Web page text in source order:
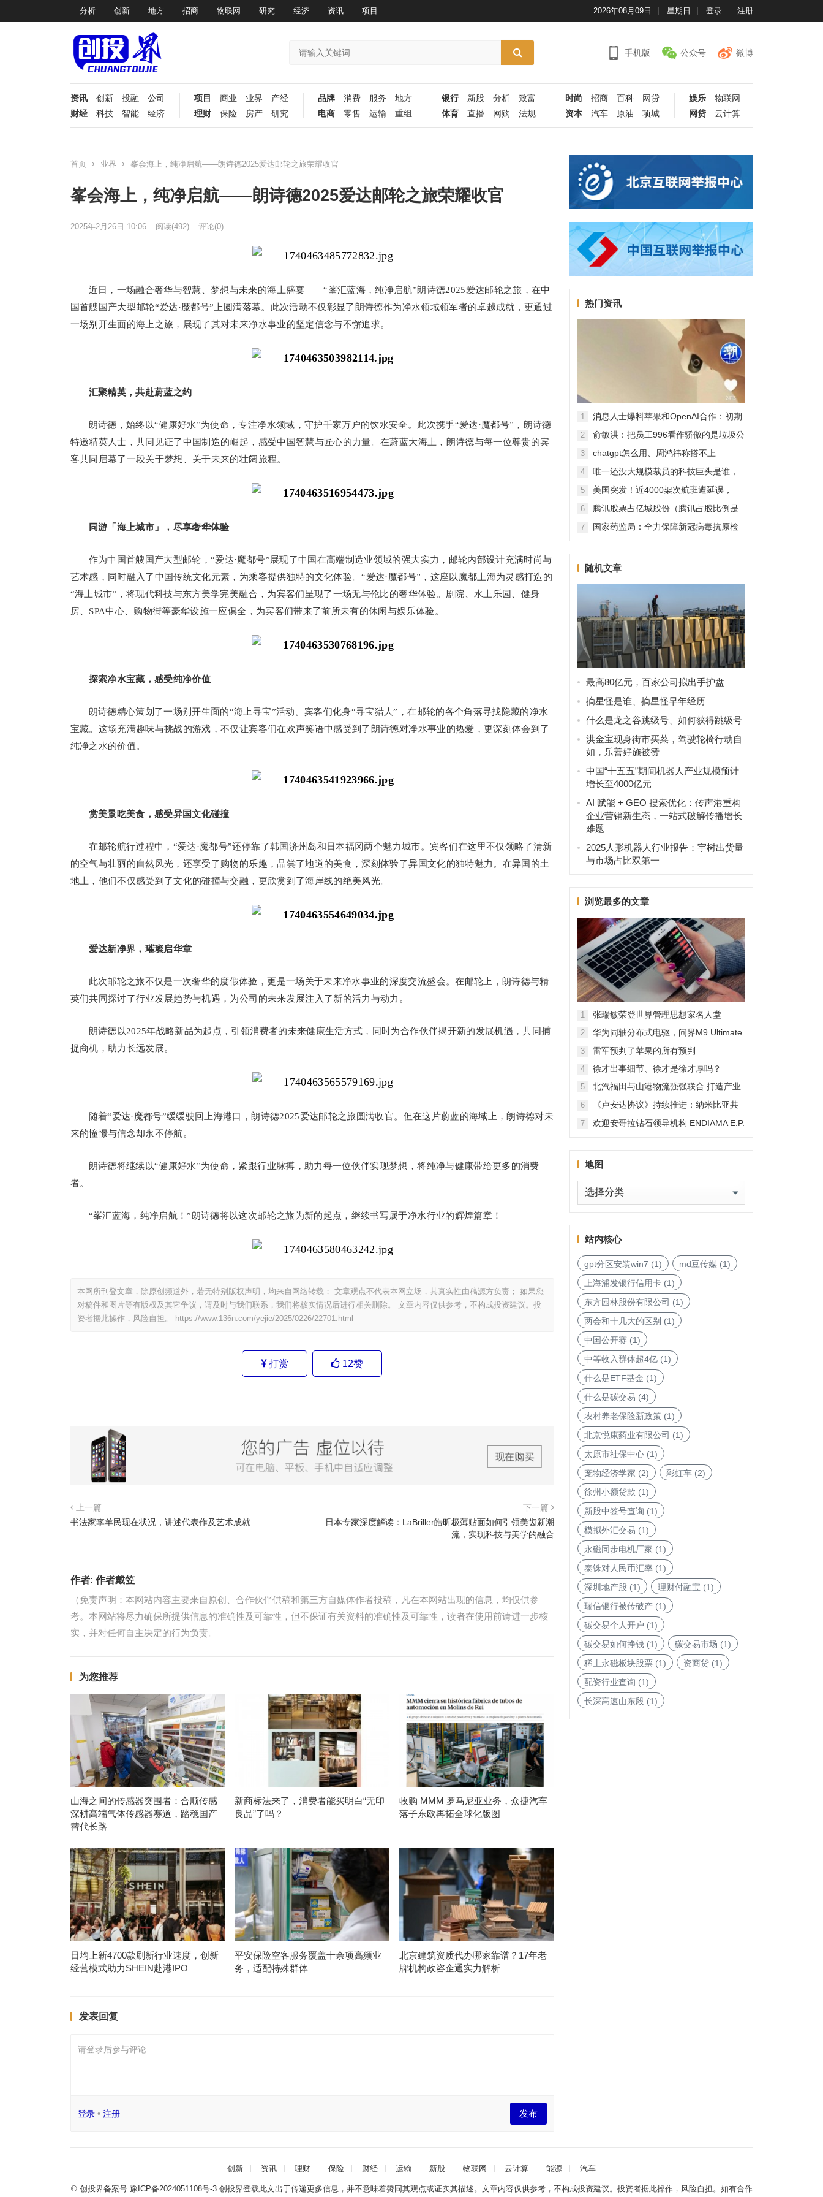
分析 创新 地方 招商 物联网 研究 经济 资讯 项目 2026年08月09日 星期日 登录 注册
手机版 公众号 微博
资讯 创新 投融
公司
财经
科技 智能 经济
项目 商业 业界
产经
理财
保险 房产 研究
品牌 消费 服务
地方
电商
零售 运输 重组
银行 新股 分析
致富
体育
直播 网购 法规
时尚 招商 百科
网贷
资本
汽车 原油 项城
娱乐
物联网
网贷
云计算
首页 业界 峯会海上，纯净启航——朗诗德2025爱达邮轮之旅荣耀收官
峯会海上，纯净启航——朗诗德2025爱达邮轮之旅荣耀收官
2025年2月26日 10:06 阅读(492) 评论(0)
近日，一场融合奢华与智慧、梦想与未来的海上盛宴——“峯汇蓝海，纯净启航”朗诗德2025爱达邮轮之旅，在中
国首艘国产大型邮轮“爱达·魔都号”上圆满落幕。此次活动不仅彰显了朗诗德作为净水领域领军者的卓越成就，更通过
一场别开生面的海上之旅，展现了其对未来净水事业的坚定信念与不懈追求。
汇聚精英，共赴蔚蓝之约
朗诗德，始终以“健康好水”为使命，专注净水领域，守护千家万户的饮水安全。此次携手“爱达·魔都号”，朗诗德
特邀精英人士，共同见证了中国制造的崛起，感受中国智慧与匠心的力量。在蔚蓝大海上，朗诗德与每一位尊贵的宾
客共同启幕了一段关于梦想、关于未来的壮阔旅程。
同游「海上城市」 ，尽享奢华体验
作为中国首艘国产大型邮轮，“爱达·魔都号”展现了中国在高端制造业领域的强大实力，邮轮内部设计充满时尚与
艺术感，同时融入了中国传统文化元素，为乘客提供独特的文化体验。“爱达·魔都号”，这座以魔都上海为灵感打造的
“海上城市”，将现代科技与东方美学完美融合，为宾客们呈现了一场无与伦比的奢华体验。剧院、水上乐园、健身
房、SPA中心、购物街等豪华设施一应俱全，为宾客们带来了前所未有的休闲与娱乐体验。
探索净水宝藏，感受纯净价值
朗诗德精心策划了一场别开生面的“海上寻宝”活动。宾客们化身“寻宝猎人”，在邮轮的各个角落寻找隐藏的净水
宝藏。这场充满趣味与挑战的游戏，不仅让宾客们在欢声笑语中感受到了朗诗德对净水事业的热爱，更深刻体会到了
纯净之水的价值。
赏美景吃美食，感受异国文化碰撞
在邮轮航行过程中，“爱达·魔都号”还停靠了韩国济州岛和日本福冈两个魅力城市。宾客们在这里不仅领略了清新
的空气与壮丽的自然风光，还享受了购物的乐趣，品尝了地道的美食，深刻体验了异国文化的独特魅力。在异国的土
地上，他们不仅感受到了文化的碰撞与交融，更欣赏到了海岸线的绝美风光。
爱达新净界，璀璨启华章
此次邮轮之旅不仅是一次奢华的度假体验，更是一场关于未来净水事业的深度交流盛会。在邮轮上，朗诗德与精
英们共同探讨了行业发展趋势与机遇，为公司的未来发展注入了新的活力与动力。
朗诗德以2025年战略新品为起点，引领消费者的未来健康生活方式，同时为合作伙伴揭开新的发展机遇，共同捕
捉商机，助力长远发展。
随着“爱达·魔都号”缓缓驶回上海港口，朗诗德2025爱达邮轮之旅圆满收官。但在这片蔚蓝的海域上，朗诗德对未
来的憧憬与信念却永不停航。
朗诗德将继续以“健康好水”为使命，紧跟行业脉搏，助力每一位伙伴实现梦想，将纯净与健康带给更多的消费
者。
“峯汇蓝海，纯净启航！”朗诗德将以这次邮轮之旅为新的起点，继续书写属于净水行业的辉煌篇章！
本网所刊登文章，除原创频道外，若无特别版权声明，均来自网络转载； 文章观点不代表本网立场，其真实性由稿源方负责； 如果您
对稿件和图片等有版权及其它争议，请及时与我们联系，我们将核实情况后进行相关删除。 文章内容仅供参考，不构成投资建议。投
资者据此操作，风险自担。
https://www.136n.com/yejie/2025/0226/22701.html
打赏 12赞
上一篇
书法家李羊民现在状况，讲述代表作及艺术成就
下一篇
日本专家深度解读：LaBriller皓昕极薄贴面如何引领美齿新潮
流，实现科技与美学的融合
作者: 作者戴笠
（免责声明：本网站内容主要来自原创、合作伙伴供稿和第三方自媒体作者投稿，凡在本网站出现的信息，均仅供参
考。本网站将尽力确保所提供信息的准确性及可靠性，但不保证有关资料的准确性及可靠性，读者在使用前请进一步核
实，并对任何自主决定的行为负责。
为您推荐
山海之间的传感器突围者：合顺传感
深耕高端气体传感器赛道，踏稳国产
替代长路
新商标法来了，消费者能买明白“无印
良品”了吗？
收购 MMM 罗马尼亚业务，众捷汽车
落子东欧再拓全球化版图
日均上新4700款刷新行业速度，创新
经营模式助力SHEIN赴港IPO
平安保险空客服务覆盖十余项高频业
务，适配特殊群体
北京建筑资质代办哪家靠谱？17年老
牌机构政咨企通实力解析
发表回复
请登录后参与评论...
登录• 注册 发布
热门资讯
1
消息人士爆料苹果和OpenAI合作：初期
无现金交易、未来探索分成佣金
2
俞敏洪：把员工996看作骄傲的是垃圾公
司，建议24节气都放假
3
chatgpt怎么用、周鸿祎称搭不上
ChatGPT企业会被淘汰
4
唯一还没大规模裁员的科技巨头是谁，
苹果还能扛多久？
5
美国突发！近4000架次航班遭延误，
2000架次航班被取消
6
腾讯股票占亿城股份（腾讯占股比例是
怎样的？）
7
国家药监局：全力保障新冠病毒抗原检
随机文章
最高80亿元，百家公司拟出手护盘
摘星怪是谁、摘星怪早年经历
什么是龙之谷跳级号、如何获得跳级号
洪金宝现身街市买菜，驾驶轮椅行动自
如，乐善好施被赞
中国“十五五”期间机器人产业规模预计
增长至4000亿元
AI 赋能 + GEO 搜索优化：传声港重构
企业营销新生态，一站式破解传播增长
难题
2025人形机器人行业报告：宇树出货量
与市场占比双第一
浏览最多的文章
1 张瑞敏荣登世界管理思想家名人堂
2
华为同轴分布式电驱，问界M9 Ultimate
背后的“车轮思想者”
3 雷军预判了苹果的所有预判
4 徐才出事细节、徐才是徐才厚吗？
5
北汽福田与山港物流强强联合 打造产业
融合新范本
6
《卢安达协议》持续推进：纳米比亚共
和国加入，印度宝石与珠宝出口促进委
员会与迪拜多种商品交易中心启动加入
7
欢迎安哥拉钻石领导机构 ENDIAMA E.P.
地图
地
图
站内核心
gpt分区安装win7 (1) md豆传媒(1)
上海浦发银行信用卡(1)
东方园林股份有限公司 (1)
两会和十几大的区别 (1)
中国公开赛(1)
中等收入群体超4亿(1)
什么是ETF基金 (1)
什么是碳交易 (4)
农村养老保险新政策(1)
北京悦康药业有限公司 (1)
太原市社保中心(1)
宠物经济学家 (2) 彩虹车(2)
徐州小额贷款 (1)
新股中签号查询 (1)
模拟外汇交易 (1)
永磁同步电机厂家 (1)
泰铢对人民币汇率(1)
深圳地产股 (1) 理财付融宝 (1)
瑞信银行被传破产(1)
碳交易个人开户 (1)
碳交易如何挣钱(1) 碳交易市场 (1)
稀土永磁板块股票(1) 资商贷(1)
配资行业查询 (1)
长深高速山东段(1)
创新 资讯 理财 保险 财经 运输 新股 物联网 云计算 能源 汽车
© 创投界备案号 豫ICP备2024051108号-3 创投界登载此文出于传递更多信息，并不意味着赞同其观点或证实其描述。文章内容仅供参考，不构成投资建议。投资者据此操作，风险自担。如有合作